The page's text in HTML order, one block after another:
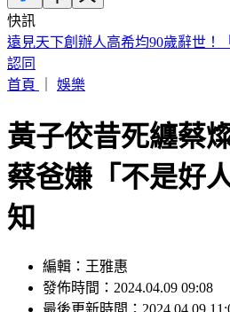
快訊
美股開盤／聯準會升息疑慮意外減
首頁
黃子佼昔死纏蔡
蔡爸嫌「不是好
知
發佈時間：2024.04.09 09:08
最後更新時間：2024.04.09